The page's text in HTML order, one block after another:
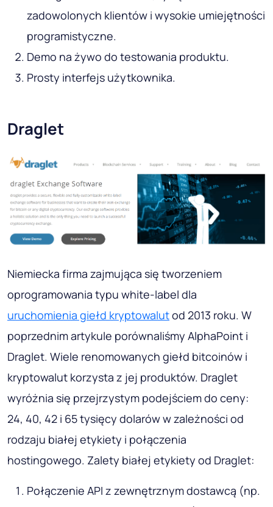
zadowolonych klientów i wysokie umiejętności
programistyczne.
Demo na żywo do testowania produktu.
Prosty interfejs użytkownika.
Draglet
Niemiecka firma zajmująca się tworzeniem
oprogramowania typu white-label dla
uruchomienia giełd kryptowalutod 2013 roku. W
poprzednim artykule porównaliśmy AlphaPoint i
Draglet. Wiele renomowanych giełd bitcoinów i
kryptowalut korzysta z jej produktów. Draglet
wyróżnia się przejrzystym podejściem do ceny:
24, 40, 42 i 65 tysięcy dolarów w zależności od
rodzaju białej etykiety i połączenia
hostingowego. Zalety białej etykiety od Draglet:
Połączenie API z zewnętrznym dostawcą (np.